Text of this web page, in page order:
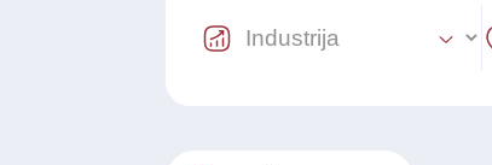
Industry Select